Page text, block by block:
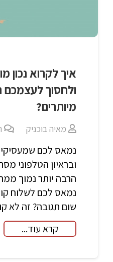
איך לקרוא נכון
ולחסוך לעצמכם
מיותרים?
מאיה בוכניק
נמאס לכם
ובראיון הטלפוני
הרבה יותר נמוך
נמאס לכם לשלוח
שום תגובה? זה לא
קרא עוד...